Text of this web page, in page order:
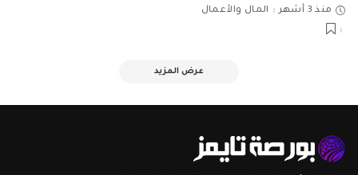
منذ 3 أشهر المال والأعمال
عرض المزيد